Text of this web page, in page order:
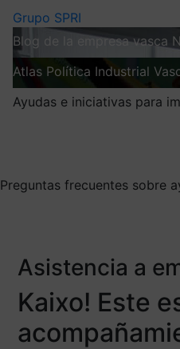
Grupo SPRI
Blog de la empresa vasca
Atlas Política Industrial
Ayudas e iniciativas para
Preguntas frecuentes sobre
Asistencia a
Kaixo! Este